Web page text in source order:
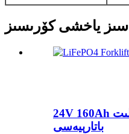
سىز ياخشى كۆرىسىز
24V 160Ah لىتىي ئىئون فوركلىت
باتارېيەسى